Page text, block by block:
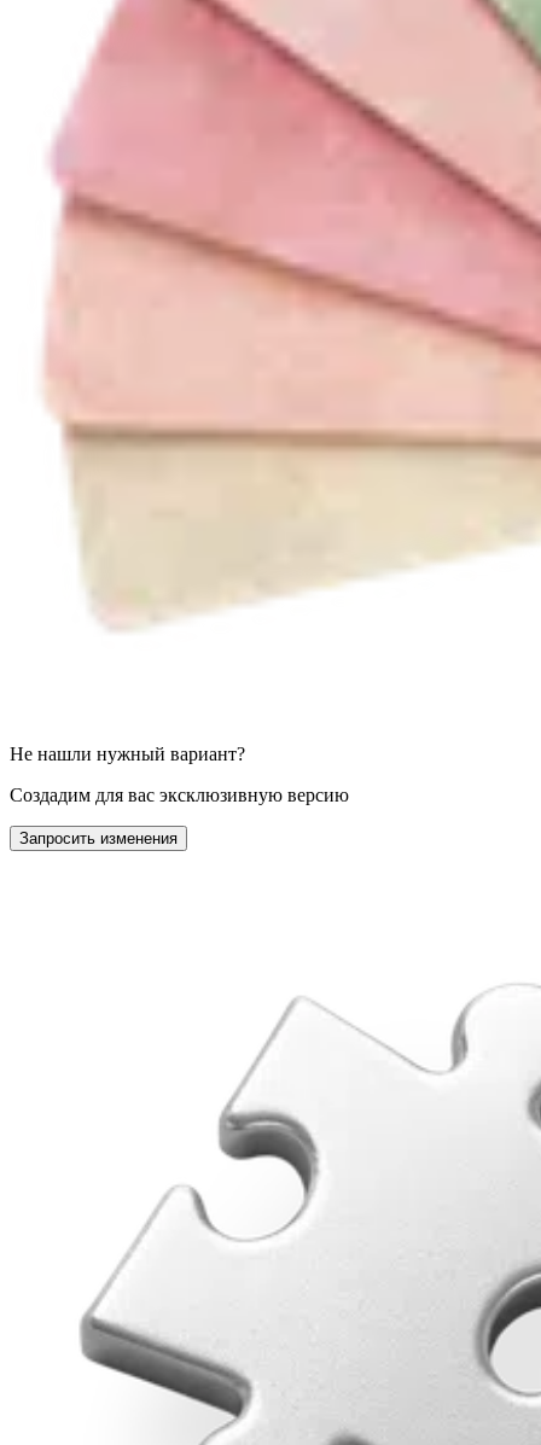
Не нашли нужный вариант?
Создадим для вас эксклюзивную версию
Запросить изменения